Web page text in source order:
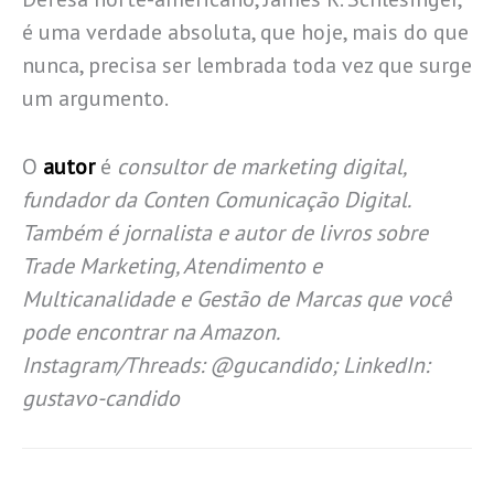
é uma verdade absoluta, que hoje, mais do que
nunca, precisa ser lembrada toda vez que surge
um argumento.
O autoré consultor de marketing digital,
fundador da Conten Comunicação Digital.
Também é jornalista e autor de livros sobre
Trade Marketing, Atendimento e
Multicanalidade e Gestão de Marcas que você
pode encontrar na Amazon.
Instagram/Threads: @gucandido; LinkedIn:
gustavo-candido